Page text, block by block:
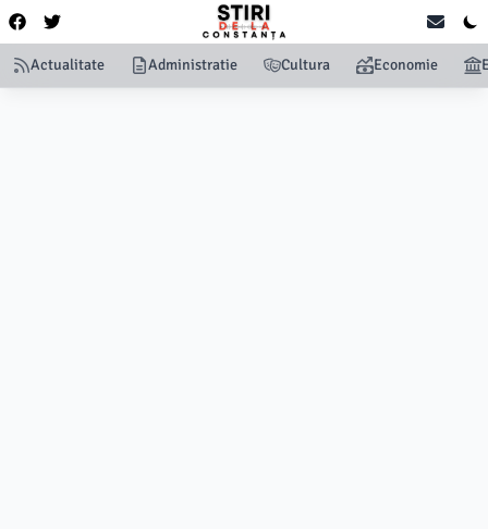
Actualitate Administratie Cultura Economie